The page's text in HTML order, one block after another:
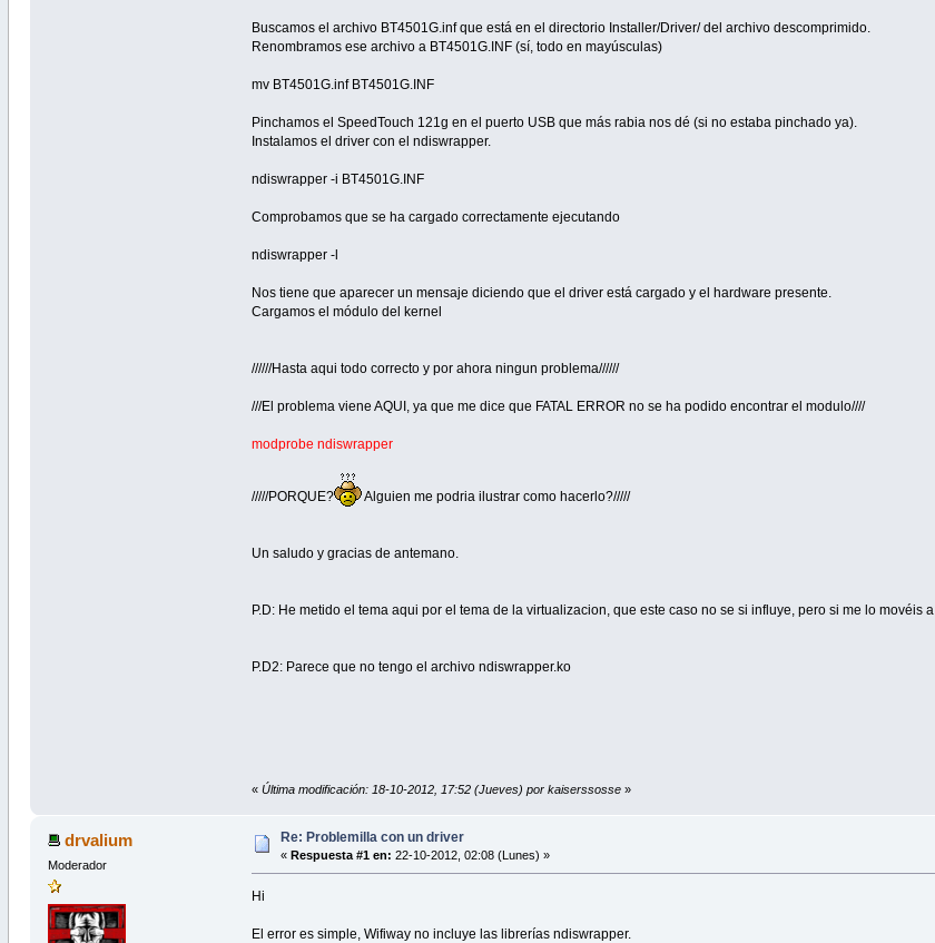
Buscamos el archivo BT4501G.inf que está en el directorio Installer/Driver/ del archivo descomprimido.
Renombramos ese archivo a BT4501G.INF (sí, todo en mayúsculas)
mv BT4501G.inf BT4501G.INF
Pinchamos el SpeedTouch 121g en el puerto USB que más rabia nos dé (si no estaba pinchado ya).
Instalamos el driver con el ndiswrapper.
ndiswrapper -i BT4501G.INF
Comprobamos que se ha cargado correctamente ejecutando
ndiswrapper -l
Nos tiene que aparecer un mensaje diciendo que el driver está cargado y el hardware presente.
Cargamos el módulo del kernel
//////Hasta aqui todo correcto y por ahora ningun problema//////
///El problema viene AQUI, ya que me dice que FATAL ERROR no se ha podido encontrar el modulo////
modprobe ndiswrapper
/////PORQUE? Alguien me podria ilustrar como hacerlo?/////
Un saludo y gracias de antemano.
P.D: He metido el tema aqui por el tema de la virtualizacion, que este caso no se si influye, pero si me lo
P.D2: Parece que no tengo el archivo ndiswrapper.ko
«Última modificación: 18-10-2012, 17:52 (Jueves) por kaiserssosse »
drvalium
Moderador
Re: Problemilla con un driver
« Respuesta #1 en: 22-10-2012, 02:08 (Lunes) »
Hi
El error es simple, Wifiway no incluye las librerías ndiswrapper.